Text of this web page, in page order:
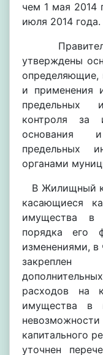
чем 1 мая 2014
июля 2014 года.
утверждены
определяющие,
и применения
предельных
контроля за
основания
предельных
органами
В Жилищный
касающиеся
имущества в
порядка его
изменениями, в
закреплен
расходов на
имущества в
невозможности
капитального
уточнен